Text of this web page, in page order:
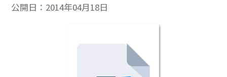
公開日： 2014年04月18日